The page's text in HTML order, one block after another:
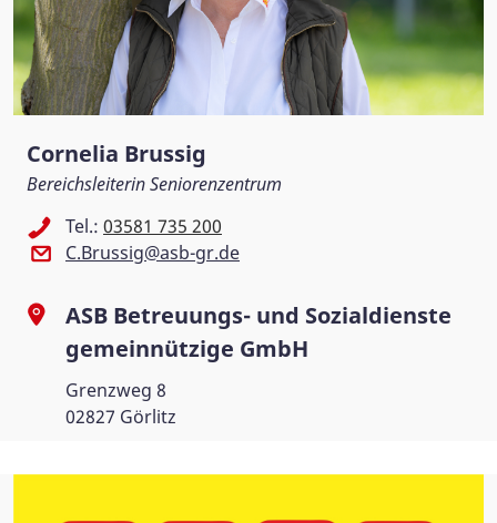
Cornelia Brussig
Bereichsleiterin Seniorenzentrum
Tel.: 03581 735 200
C.Brussig@asb-gr.de
ASB Betreuungs- und Sozialdienste
gemeinnützige GmbH
Grenzweg 8
02827 Görlitz